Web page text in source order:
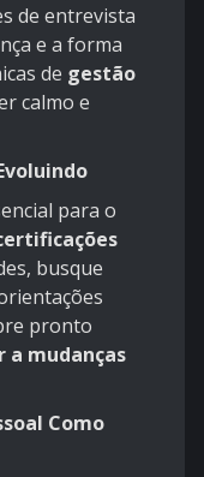
de entrevista
e a forma
de gestão
calmo e
para o
busque
pronto
a mudanças
Como